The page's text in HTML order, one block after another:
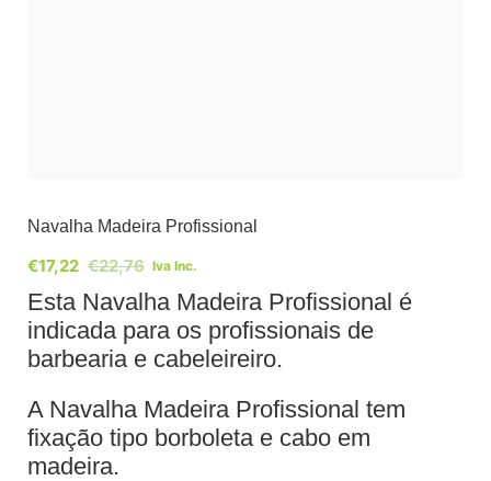
Navalha Madeira Profissional
€22,76
€17,22 Iva Inc.
Esta Navalha Madeira Profissional é
indicada para os profissionais de
barbearia e cabeleireiro.
A Navalha Madeira Profissional tem
fixação tipo borboleta e cabo em
madeira.